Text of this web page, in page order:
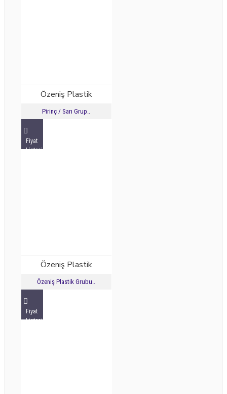
Özeniş Plastik
Pirinç / Sarı Grup..
Fiyat
Listesini
Özeniş Plastik
Özeniş Plastik Grubu..
Fiyat
Listesini